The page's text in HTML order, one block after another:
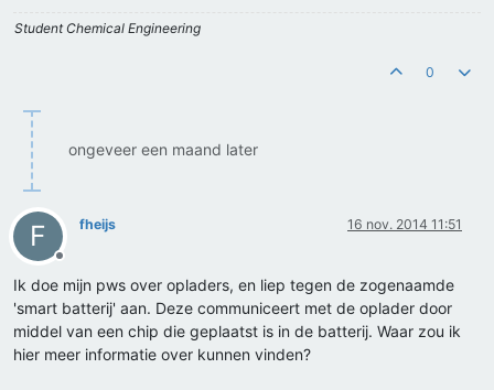
Student Chemical Engineering
0
ongeveer een maand later
F
Offline
fheijs 16 nov. 2014 11:51
Ik doe mijn pws over opladers, en liep tegen de zogenaamde
'smart batterij' aan. Deze communiceert met de oplader door
middel van een chip die geplaatst is in de batterij. Waar zou ik
hier meer informatie over kunnen vinden?